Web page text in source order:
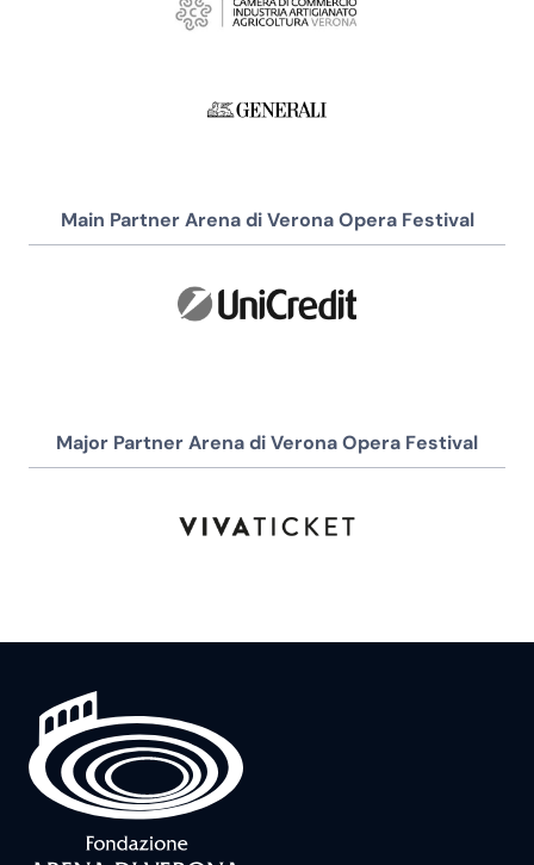
Main Partner Arena di Verona Opera Festival
Major Partner Arena di Verona Opera Festival